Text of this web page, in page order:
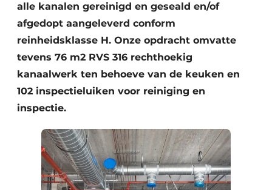
alle kanalen gereinigd en geseald en/of
afgedopt aangeleverd conform
reinheidsklasse H. Onze opdracht omvatte
tevens 76 m2 RVS 316 rechthoekig
kanaalwerk ten behoeve van de keuken en
102 inspectieluiken voor reiniging en
inspectie.